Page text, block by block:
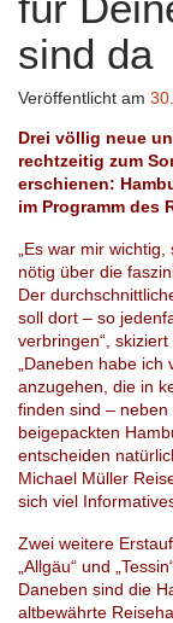
sind da
Veröffentlicht am
Drei völlig neue
rechtzeitig zum
erschienen:
im Programm des
„Es war mir
nötig über die
Der
soll dort – so
verbringen“, skiziert
„Daneben habe
anzugehen, die in
finden sind –
beigepackten
entscheiden
Michael Müller
sich viel
Zwei weitere
„Allgäu“ und
Daneben sind die
altbewährte